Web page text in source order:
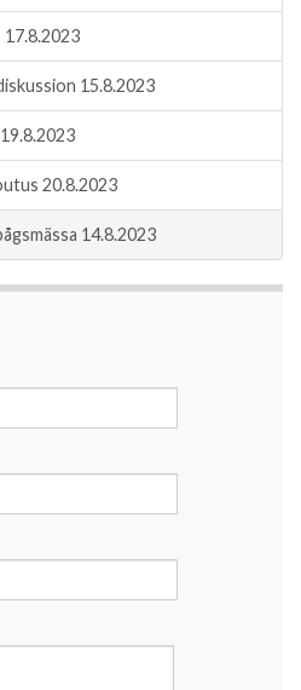
15.8.2023
20.8.2023
14.8.2023